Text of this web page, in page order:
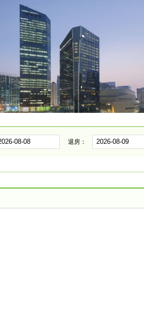
退房：